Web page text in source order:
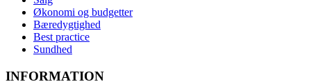
Økonomi og budgetter
Bæredygtighed
Best practice
Sundhed
INFORMATION